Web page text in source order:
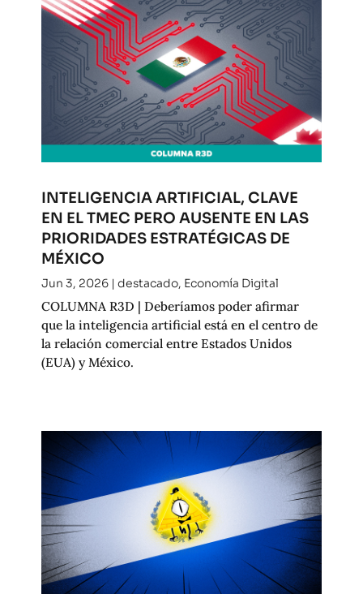
INTELIGENCIA ARTIFICIAL, CLAVE
EN EL TMEC PERO AUSENTE EN LAS
PRIORIDADES ESTRATÉGICAS DE
MÉXICO
Jun 3, 2026| destacado, Economía Digital
COLUMNA R3D | Deberíamos poder afirmar
que la inteligencia artificial está en el centro de
la relación comercial entre Estados Unidos
(EUA) y México.